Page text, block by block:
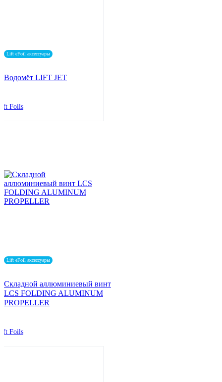
Lift eFoil аксессуары
Водомёт LIFT JET
Foils
Lift eFoil аксессуары
Складной аллюминиевый винт
LCS FOLDING ALUMINUM
PROPELLER
Foils